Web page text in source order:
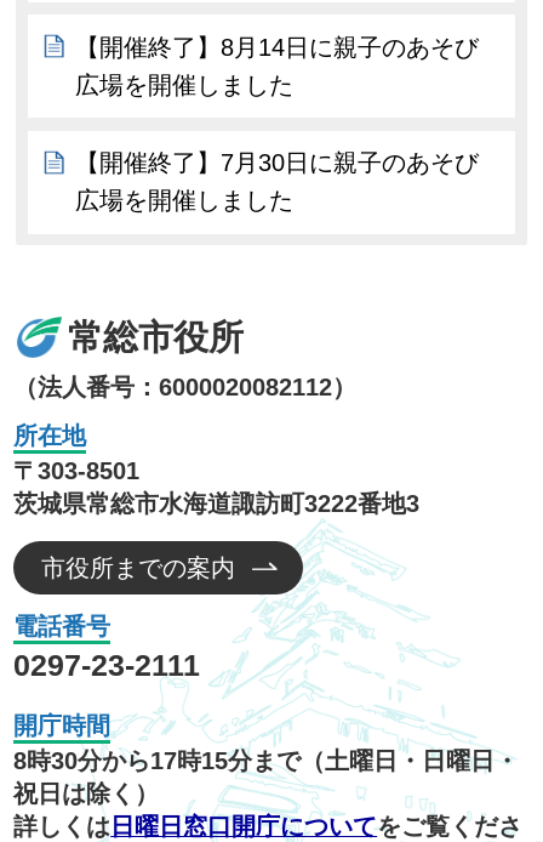
【開催終了】8月14日に親子のあそび
広場を開催しました
【開催終了】7月30日に親子のあそび
広場を開催しました
常総市役所
（法人番号：6000020082112）
所在地
〒303-8501
茨城県常総市水海道諏訪町3222番地3
市役所までの案内
電話番号
0297-23-2111
開庁時間
8時30分から17時15分まで（土曜日・日曜日・
祝日は除く）
詳しくは 日曜日窓口開庁についてをご覧くださ